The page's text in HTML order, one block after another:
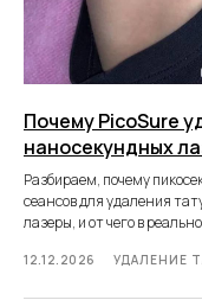
Почему PicoSure
наносекундных
Разбираем, почему
сеансов для удаления
лазеры, и от чего в
12.12.2026 УДАЛЕНИЕ